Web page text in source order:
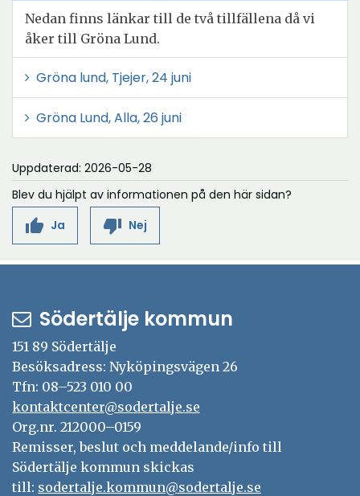
Nedan finns länkar till de två tillfällena då vi
åker till Gröna Lund.
Gröna lund, Tjejer, 24 juniÖ
p
n
i
ö
s
e
Gröna Lund, Alla, 26 juniÖ
p
n
t
ö
s
e
r
Uppdaterad: 2026-05-28
Blev du hjälpt av informationen på den här sidan?
thumb_up Ja thumb_down Nej
Södertälje kommun
151 89 Södertälje
Besöksadress: Nyköpingsvägen 26
Tfn: 08–523 010 00
kontaktcenter@sodertalje.se
Org.nr. 212000–0159
Remisser, beslut och meddelande/info till
Södertälje kommun skickas
till: sodertalje.kommun@sodertalje.se